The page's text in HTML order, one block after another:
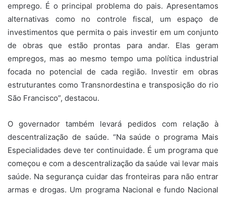
emprego. É o principal problema do pais. Apresentamos
alternativas como no controle fiscal, um espaço de
investimentos que permita o pais investir em um conjunto
de obras que estão prontas para andar. Elas geram
empregos, mas ao mesmo tempo uma política industrial
focada no potencial de cada região. Investir em obras
estruturantes como Transnordestina e transposição do rio
São Francisco”, destacou.
O governador também levará pedidos com relação à
descentralização de saúde. “Na saúde o programa Mais
Especialidades deve ter continuidade. É um programa que
começou e com a descentralização da saúde vai levar mais
saúde. Na segurança cuidar das fronteiras para não entrar
armas e drogas. Um programa Nacional e fundo Nacional